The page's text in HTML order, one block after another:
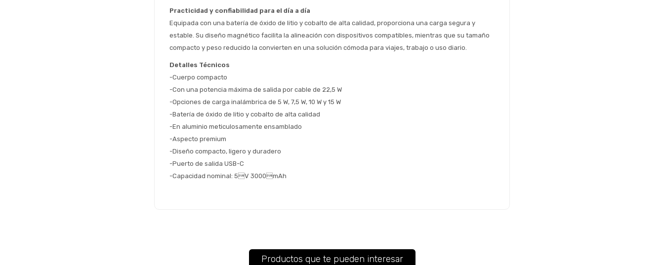
Practicidad y confiabilidad para el día a día
Equipada con una batería de óxido de litio y cobalto de alta calidad, proporciona una carga segura y
estable. Su diseño magnético facilita la alineación con dispositivos compatibles, mientras que su tamaño
compacto y peso reducido la convierten en una solución cómoda para viajes, trabajo o uso diario.
Detalles Técnicos
-Cuerpo compacto
-Con una potencia máxima de salida por cable de 22,5 W
-Opciones de carga inalámbrica de 5 W, 7,5 W, 10 W y 15 W
-Batería de óxido de litio y cobalto de alta calidad
-En aluminio meticulosamente ensamblado
-Aspecto premium
-Diseño compacto, ligero y duradero
-Puerto de salida USB-C
-Capacidad nominal: 5V 3000mAh
Productos que te pueden interesar
Día Mes Año
Continuar
Seleccioná Pago Después como metodo
de pago
preguntas@pagodespues.com.uy